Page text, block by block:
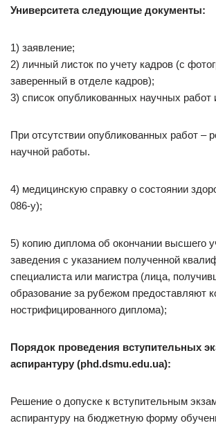
Университета следующие документы:
1) заявление;
2) личный листок по учету кадров (с
заверенный в отделе кадров);
3) список опубликованных научных работ
При отсутствии опубликованных работ –
научной работы.
4) медицинскую справку о состоянии
086-у);
5) копию диплома об окончании высшего
заведения с указанием полученной
специалиста или магистра (лица,
образование за рубежом предоставляют
нострифицированного диплома);
Порядок проведения вступительных
аспирантуру (phd.dsmu.edu.ua):
Решение о допуске к вступительным
аспирантуру на бюджетную форму